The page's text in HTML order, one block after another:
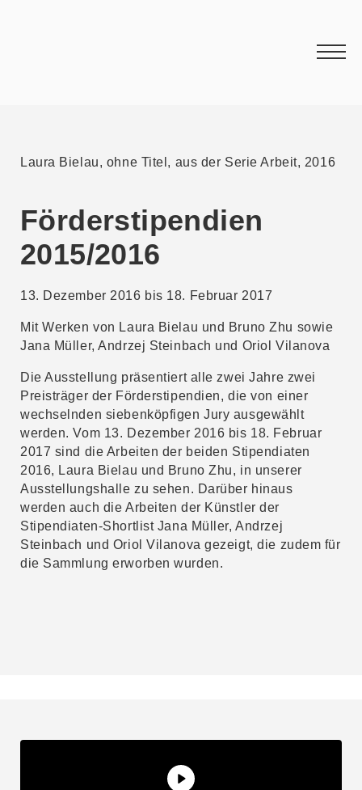
Laura Bielau, ohne Titel, aus der Serie Arbeit, 2016
Förderstipendien
2015/2016
13. Dezember 2016 bis 18. Februar 2017
Mit Werken von Laura Bielau und Bruno Zhu sowie
Jana Müller, Andrzej Steinbach und Oriol Vilanova
Die Ausstellung präsentiert alle zwei Jahre zwei
Preisträger der Förderstipendien, die von einer
wechselnden siebenköpfigen Jury ausgewählt
werden. Vom 13. Dezember 2016 bis 18. Februar
2017 sind die Arbeiten der beiden Stipendiaten
2016, Laura Bielau und Bruno Zhu, in unserer
Ausstellungshalle zu sehen. Darüber hinaus
werden auch die Arbeiten der Künstler der
Stipendiaten-Shortlist Jana Müller, Andrzej
Steinbach und Oriol Vilanova gezeigt, die zudem für
die Sammlung erworben wurden.